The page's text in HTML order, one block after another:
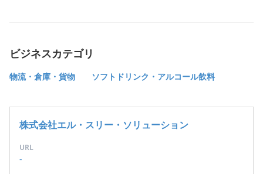
ビジネスカテゴリ
物流・倉庫・貨物 ソフトドリンク・アルコール飲料
株式会社エル・スリー・ソリューション
URL
-